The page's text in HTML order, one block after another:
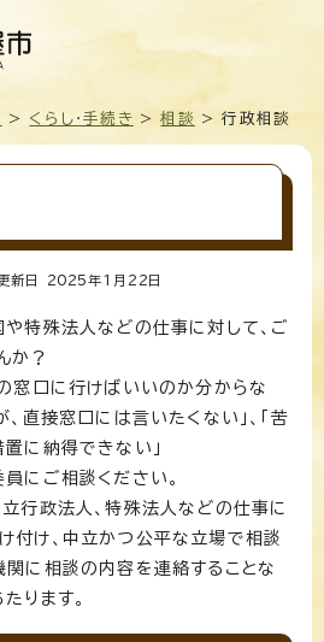
> くらし・手続き >相談 > 行政相談
日 2025年1月 22 日
や特殊法人などの仕事に対して、ご
か？
の窓口に行けばいいのか分からな
、直接窓口には言いたくない」、「苦
に納得できない」
にご相談ください。
行政法人、特殊法人などの仕事に
付け、中立かつ公平な立場で相談
関に相談の内容を連絡することな
ります。